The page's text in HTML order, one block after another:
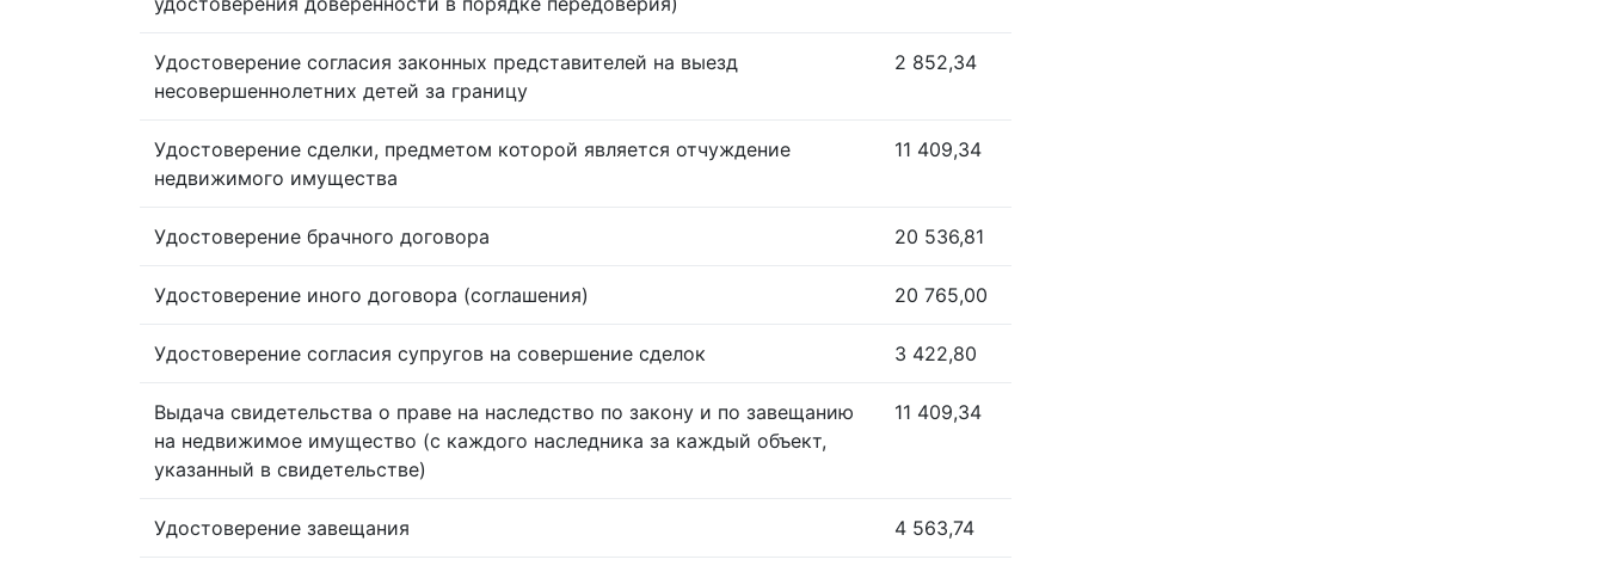
Удостоверение согласия законных представителей на выезд
несовершеннолетних детей за границу
2 852,34
Удостоверение сделки, предметом которой является отчуждение
недвижимого имущества
11 409,34
Удостоверение брачного договора 20 536,81
Удостоверение иного договора (соглашения) 20 765,00
Удостоверение согласия супругов на совершение сделок 3 422,80
Выдача свидетельства о праве на наследство по закону и по завещанию
на недвижимое имущество (с каждого наследника за каждый объект,
указанный в свидетельстве)
11 409,34
Удостоверение завещания 4 563,74